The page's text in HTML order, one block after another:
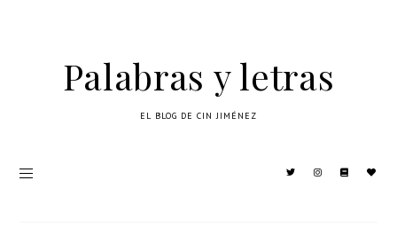
Palabras y letras
EL BLOG DE CIN JIMÉNEZ